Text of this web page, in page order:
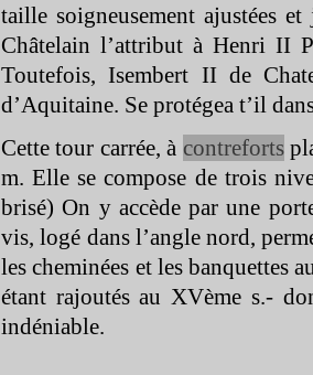
taille soigneusement ajustées
Châtelain l’attribut à Henri II
Toutefois, Isembert II de
d’Aquitaine. Se protégea t’il
Cette tour carrée, à contreforts
m. Elle se compose de trois
brisé) On y accède par une
vis, logé dans l’angle nord,
les cheminées et les banquettes
étant rajoutés au XVème s.-
indéniable.